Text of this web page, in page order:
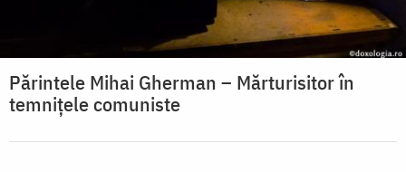
Părintele Mihai Gherman – Mărturisitor în
temnițele comuniste